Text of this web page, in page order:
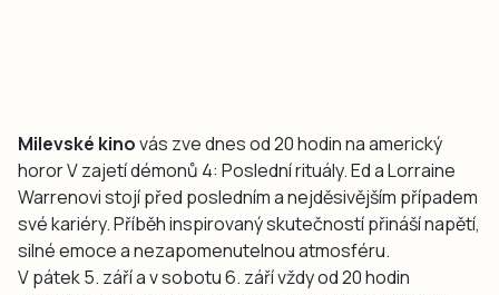
Milevské kinovás zve dnes od 20 hodin na americký
horor V zajetí démonů 4: Poslední rituály. Ed a Lorraine
Warrenovi stojí před posledním a nejděsivějším případem
své kariéry. Příběh inspirovaný skutečností přináší napětí,
silné emoce a nezapomenutelnou atmosféru.
V pátek 5. září a v sobotu 6. září vždy od 20 hodin